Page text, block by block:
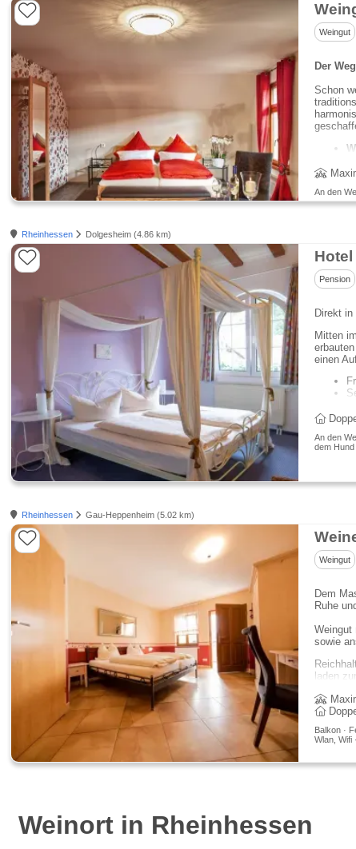
Weingut
Der
Schon
An den
Rheinhessen Dolgesheim (4.86 km)
Pension
Direkt
Mitten
einen
An den
dem Hund
Rheinhessen Gau-Heppenheim (5.02 km)
Weingut
Dem
Ruhe
Weingut
sowie
laden
Balkon ·
Wlan, Wifi
Weinort in Rheinhessen